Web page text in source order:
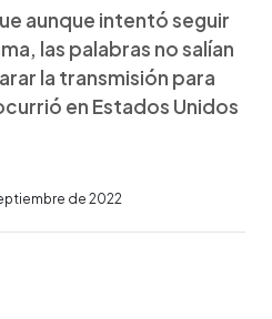
aunque intentó seguir
las palabras no salían
la transmisión para
en Estados Unidos
de 2022